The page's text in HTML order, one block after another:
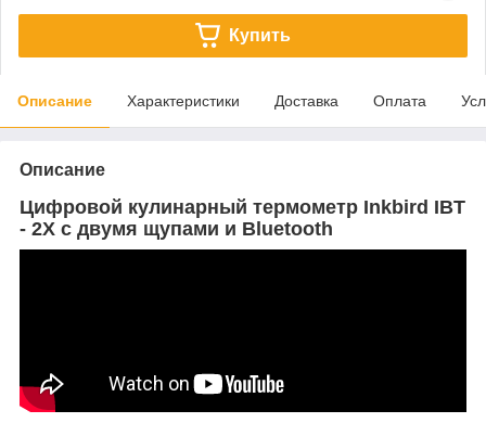
Купить
Описание Характеристики Доставка Оплата
Описание
Цифровой кулинарный термометр Inkbird IBT
- 2X с двумя щупами и Bluetooth